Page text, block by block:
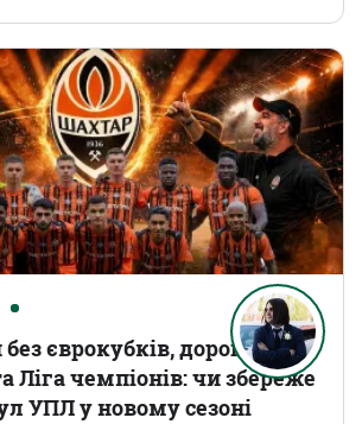
єврокубків, дорогі
Ліга чемпіонів: чи збереже
УПЛ у новому сезоні